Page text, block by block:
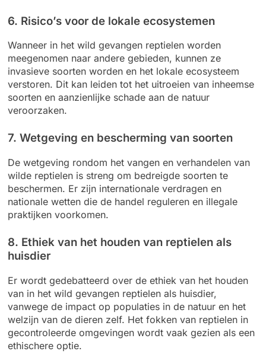
6. Risico’s voor de lokale ecosystemen
Wanneer in het wild gevangen reptielen worden
meegenomen naar andere gebieden, kunnen ze
invasieve soorten worden en het lokale ecosysteem
verstoren. Dit kan leiden tot het uitroeien van inheemse
soorten en aanzienlijke schade aan de natuur
veroorzaken.
7. Wetgeving en bescherming van soorten
De wetgeving rondom het vangen en verhandelen van
wilde reptielen is streng om bedreigde soorten te
beschermen. Er zijn internationale verdragen en
nationale wetten die de handel reguleren en illegale
praktijken voorkomen.
8. Ethiek van het houden van reptielen als
huisdier
Er wordt gedebatteerd over de ethiek van het houden
van in het wild gevangen reptielen als huisdier,
vanwege de impact op populaties in de natuur en het
welzijn van de dieren zelf. Het fokken van reptielen in
gecontroleerde omgevingen wordt vaak gezien als een
ethischere optie.